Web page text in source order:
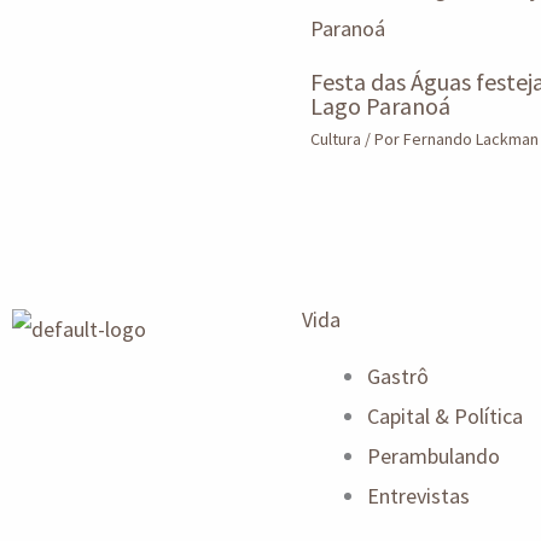
Festa das Águas
Lago Paranoá
Cultura / PorFernando Lackman
Vida
Gastrô
Capital & Política
Perambulando
Entrevistas